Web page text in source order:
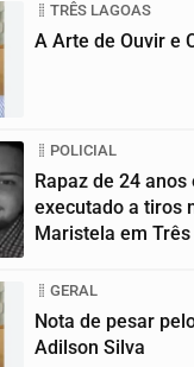
TRÊS LAGOAS
A Arte de Ouvir e
POLICIAL
Rapaz de 24
executado a tiros
Maristela em
GERAL
Nota de pesar
Adilson Silva